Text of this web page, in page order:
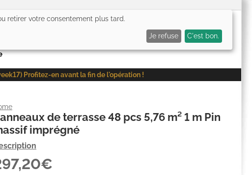
0) Mon panier (0
Profitez-en avant la fin de l'opération !
de terrasse 48 pcs 5,76 m² 1 m Pin
imprégné
retirer votre consentement plus tard.
Je refuse C'est bon.